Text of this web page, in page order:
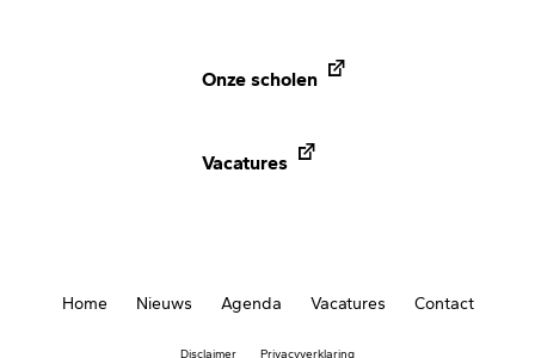
Onze scholen
Vacatures
Home Nieuws Agenda Vacatures Contact
Disclaimer Privacyverklaring